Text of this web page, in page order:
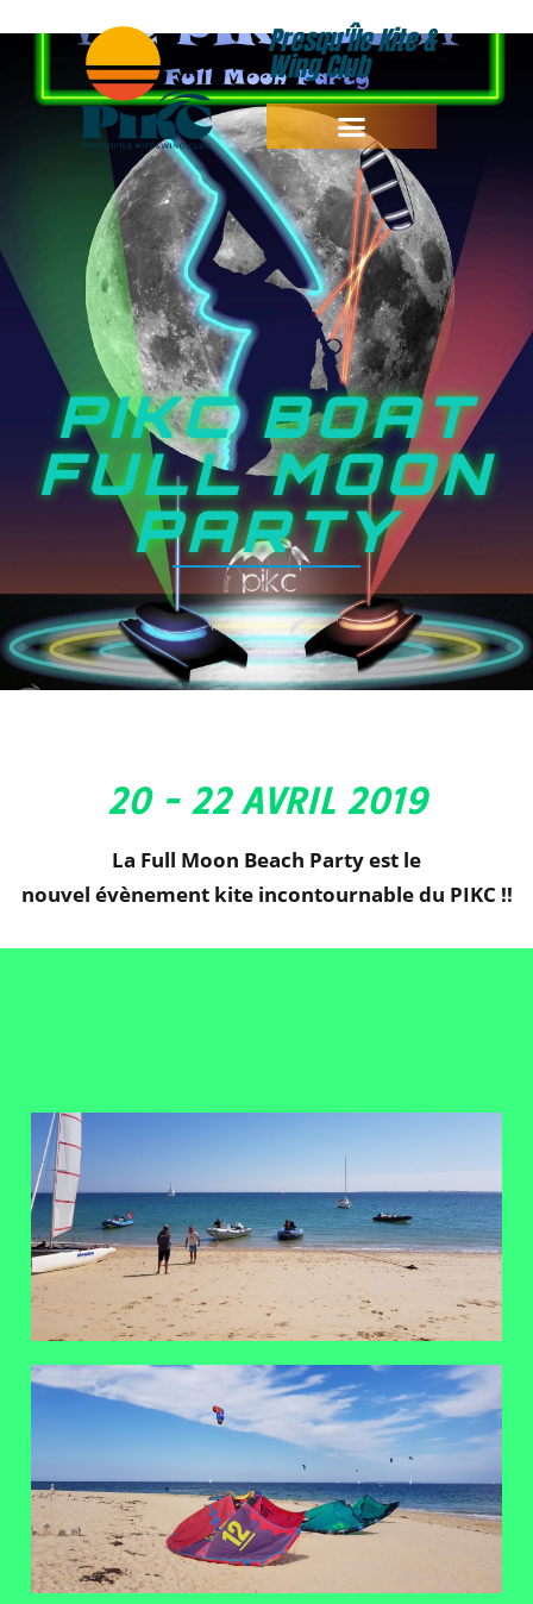
Presqu'Île Kite &
Wing Club
PIKC BOAT
FULL MOON
PARTY
20 - 22 AVRIL 2019
La Full Moon Beach Party est le
nouvel évènement kite incontournable du PIKC !!